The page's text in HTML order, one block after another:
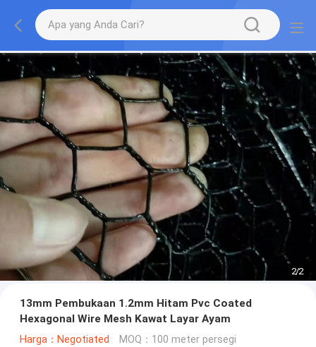
2/2
13mm Pembukaan 1.2mm Hitam Pvc Coated
Hexagonal Wire Mesh Kawat Layar Ayam
Harga：Negotiated MOQ：100 meter persegi